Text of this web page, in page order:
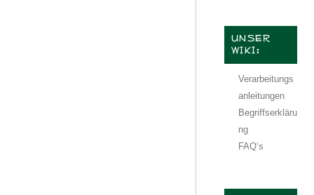
UNSER
WIKI:
Verarbeitungs
anleitungen
Begriffserkläru
ng
FAQ‘s